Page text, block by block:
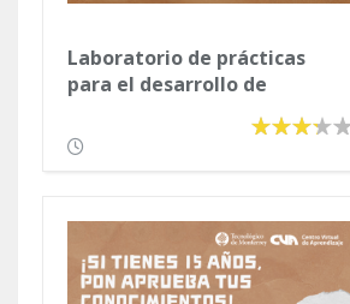
Laboratorio de prácticas
para el desarrollo de
habilidades cognitivas,
matemáticas y de
razonamiento verbal